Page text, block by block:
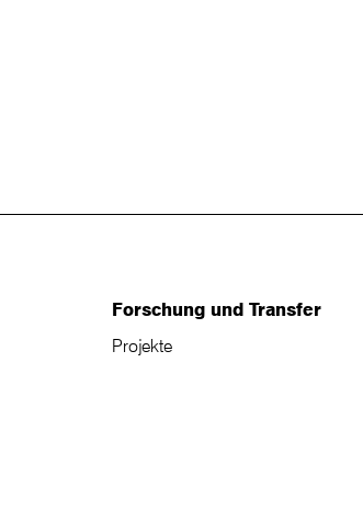
Forschung und Transfer
Projekte